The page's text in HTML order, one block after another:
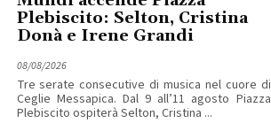
Plebiscito: Selton, Cristina
Donà e Irene Grandi
08/08/2026
Tre serate consecutive di musica nel cuore di
Ceglie Messapica. Dal 9 all’11 agosto Piazza
Plebiscito ospiterà Selton, Cristina ...